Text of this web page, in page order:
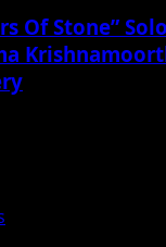
Of Stone”